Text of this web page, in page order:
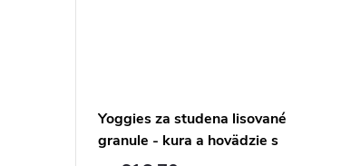
Yoggies za studena lisované
granule - kura a hovädzie s
probiotikami